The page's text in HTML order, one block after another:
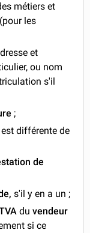
métiers et
les
et
ou nom
s'il
;
est différente de
de
s'il y en a un ;
duvendeur
si ce